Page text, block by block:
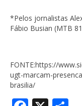
*Pelos jornalistas
Fábio Busian (MTB
FONTE:https://
ugt-marcam-
brasilia/